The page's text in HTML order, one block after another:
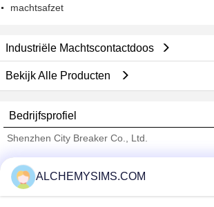
machtsafzet
Industriële Machtscontactdoos
Bekijk Alle Producten
Bedrijfsprofiel
Shenzhen City Breaker Co., Ltd.
Trust Seal
Verified Suplier
ALCHEMYSIMS.COM